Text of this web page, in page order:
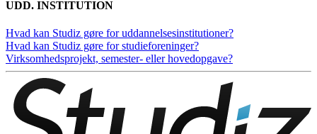
UDD. INSTITUTION
Hvad kan Studiz gøre for uddannelsesinstitutioner?
Hvad kan Studiz gøre for studieforeninger?
Virksomhedsprojekt, semester- eller hovedopgave?